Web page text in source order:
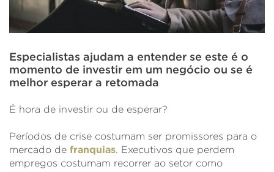
Especialistas ajudam a entender se este é o
momento de investir em um negócio ou se é
melhor esperar a retomada
É hora de investir ou de esperar?
Períodos de crise costumam ser promissores para o
mercado de franquias. Executivos que perdem
empregos costumam recorrer ao setor como